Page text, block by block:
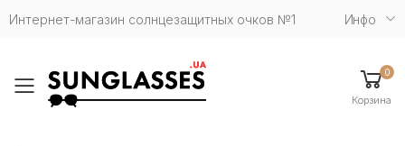
Интернет-магазин солнцезащитных очков №1 Инфо
Toggle mobile menu
0
Корзина